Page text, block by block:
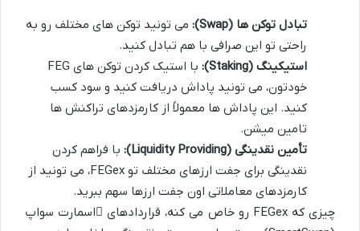
تبادل توکن ها (Swap):
می تونید توکن های مختلف رو به
راحتی تو این صرافی با هم تبادل کنید.
استیکینگ (Staking):
با استیک کردن توکن های FEG
خودتون، می تونید پاداش دریافت کنید و سود کسب
کنید. این پاداش ها معمولاً از کارمزدهای تراکنش ها
تامین میشن.
تأمین نقدینگی (Liquidity Providing):
با فراهم کردن
نقدینگی برای جفت ارزهای مختلف تو FEGex، می تونید از
کارمزدهای معاملاتی اون جفت ارزها سهم ببرید.
چیزی که FEGex رو خاص می کنه، قراردادهای
اسمارت سواپ